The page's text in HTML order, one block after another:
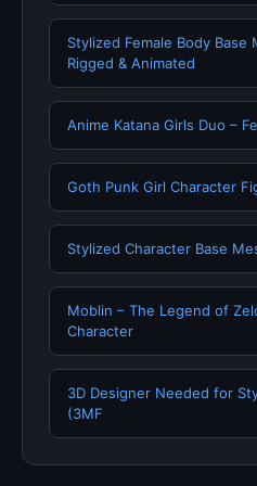
Stylized Female Body Base
Rigged & Animated
Anime Katana Girls Duo –
Goth Punk Girl Character
Stylized Character Base
Moblin – The Legend of
Character
3D Designer Needed for
(3MF